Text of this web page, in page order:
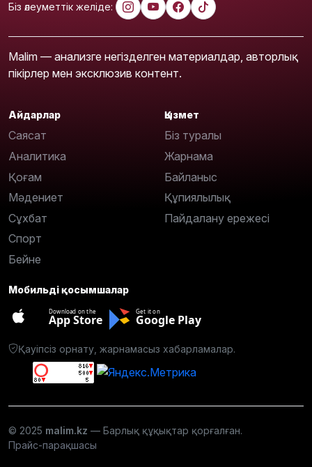
Біз әлеуметтік желіде:
Malim — анализге негізделген материалдар, авторлық
пікірлер мен эксклюзив контент.
Айдарлар
Саясат
Аналитика
Қоғам
Мәдениет
Сұхбат
Спорт
Бейне
Қызмет
Біз туралы
Жарнама
Байланыс
Құпиялылық
Пайдалану ережесі
Мобильді қосымшалар
Download on the
App Store
Get it on
Google Play
Қауіпсіз орнату, жарнамасыз хабарламалар.
© 2025 malim.kz — Барлық құқықтар қорғалған.
Прайс-парақшасы